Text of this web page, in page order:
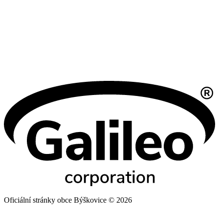
Oficiální stránky obce Býškovice © 2026